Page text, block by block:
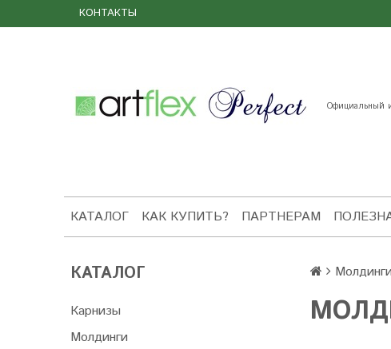
КОНТАКТЫ
Официальный
КАТАЛОГ КАК КУПИТЬ? ПАРТНЕРАМ
КАТАЛОГ
Карнизы
Молдинги
Молдинги